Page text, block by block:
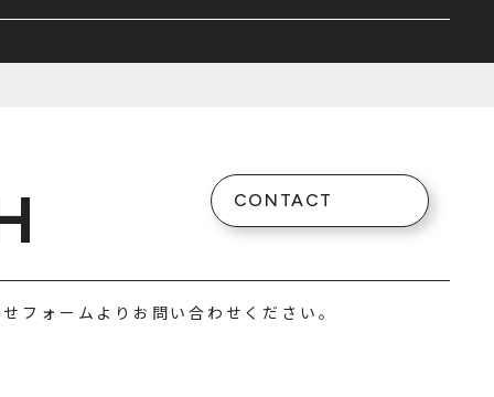
CONTACT
フォームよりお問い合わせください。